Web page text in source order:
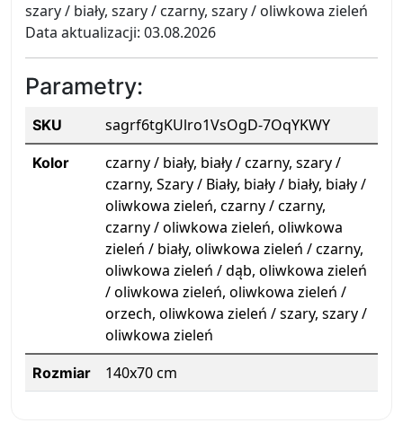
szary / biały, szary / czarny, szary / oliwkowa zieleń
Data aktualizacji: 03.08.2026
Parametry:
SKU sagrf6tgKUlro1VsOgD-7OqYKWY
Kolor
czarny / biały, biały / czarny, szary /
czarny, Szary / Biały, biały / biały, biały /
oliwkowa zieleń, czarny / czarny,
czarny / oliwkowa zieleń, oliwkowa
zieleń / biały, oliwkowa zieleń / czarny,
oliwkowa zieleń / dąb, oliwkowa zieleń
/ oliwkowa zieleń, oliwkowa zieleń /
orzech, oliwkowa zieleń / szary, szary /
oliwkowa zieleń
Rozmiar 140x70 cm